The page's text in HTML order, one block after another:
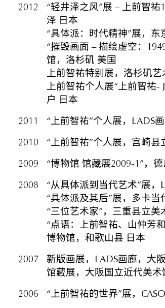
2012
“轻井泽之风”展 – 上前智
泽 日本
“具体派：时代精神”展，
“摧毁画面 – 描绘虚空：
馆，洛杉矶 美国
上前智祐特别展，洛杉矶
上前智祐个人展“上前智祐-
户 日本
2011
“上前智祐”个人展，LADS
2010
“上前智祐”个人展，宫崎
2009
“博物馆 馆藏展2009-1”，
2008
“从具体派到当代艺术”展，
“具体派及其后”展，多卡
“三位艺术家”，三重县立
“点语：上前智祐、山仲芳
博物馆，和歌山县 日本
2007
新版画展，LADS画廊，大
馆藏展，大阪国立近代美术
2006
“上前智祐的世界”展，